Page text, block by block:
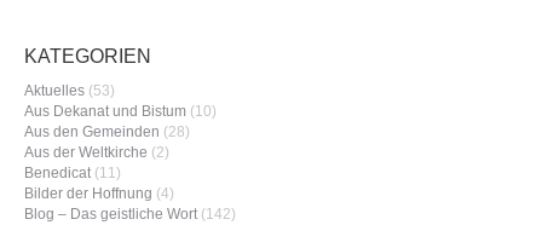
KATEGORIEN
Aktuelles (53)
Aus Dekanat und Bistum (10)
Aus den Gemeinden (28)
Aus der Weltkirche (2)
Benedicat(11)
Bilder der Hoffnung (4)
Blog – Das geistliche Wort(142)